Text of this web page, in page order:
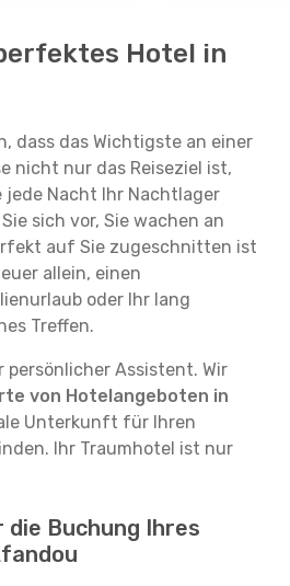
Hotel in
dass das Wichtigste an einer
nicht nur das Reiseziel ist,
jede Nacht Ihr Nachtlager
sich vor, Sie wachen an
auf Sie zugeschnitten ist
allein, einen
oder Ihr lang
Treffen.
persönlicher Assistent. Wir
von Hotelangeboten in
Unterkunft für Ihren
Ihr Traumhotel ist nur
Buchung Ihres